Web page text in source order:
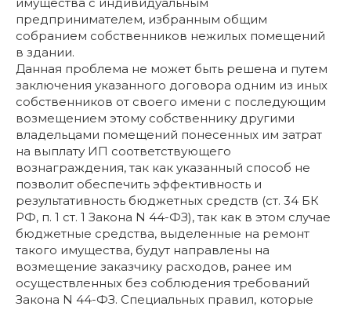
предпринимателем, избранным общим
собранием собственников нежилых помещений
в здании.
Данная проблема не может быть решена и путем
заключения указанного договора одним из иных
собственников от своего имени с последующим
возмещением этому собственнику другими
владельцами помещений понесенных им затрат
на выплату ИП соответствующего
вознаграждения, так как указанный способ не
позволит обеспечить эффективность и
результативность бюджетных средств (ст. 34 БК
РФ, п. 1 ст. 1 Закона N 44-ФЗ), так как в этом случае
бюджетные средства, выделенные на ремонт
такого имущества, будут направлены на
возмещение заказчику расходов, ранее им
осуществленных без соблюдения требований
Закона N 44-ФЗ. Специальных правил, которые